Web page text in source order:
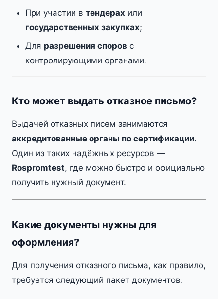
При участии в тендерах или
государственных закупках;
Для разрешения споров с
контролирующими органами.
Кто может выдать отказное письмо?
Выдачей отказных писем занимаются
аккредитованные органы по сертификации.
Один из таких надёжных ресурсов —
Rospromtest, где можно быстро и официально
получить нужный документ.
Какие документы нужны для
оформления?
Для получения отказного письма, как правило,
требуется следующий пакет документов: